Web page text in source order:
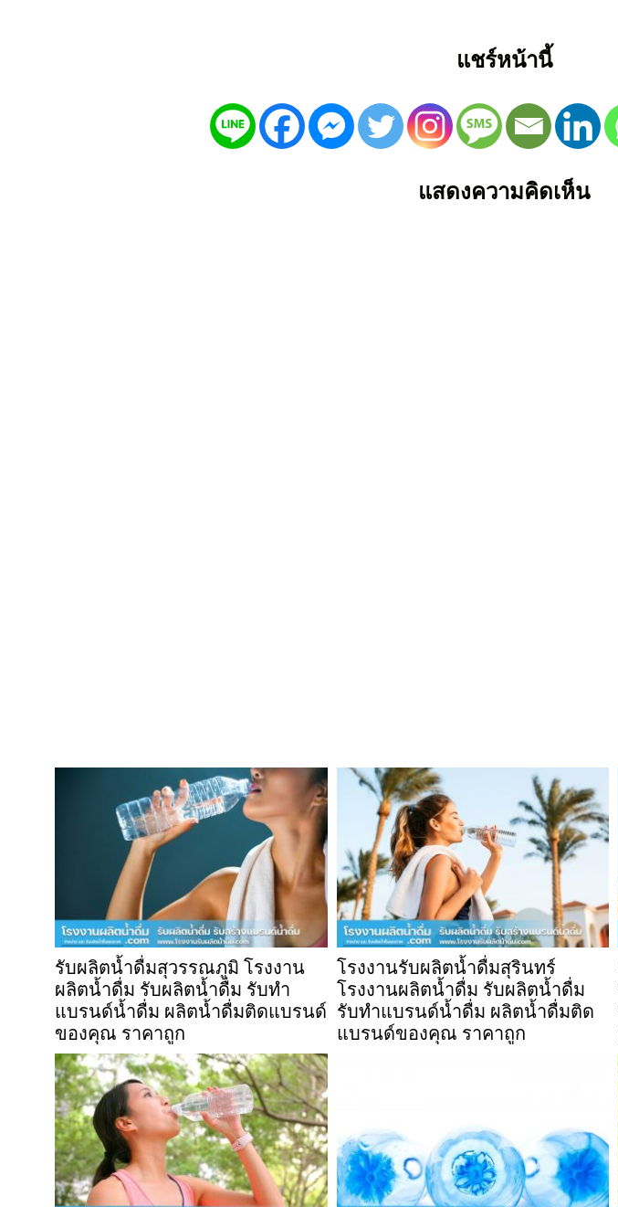
แชร์หน้านี้
แสดงความคิดเห็น
รับผลิตน้ำดื่มสุวรรณภูมิ โรงงาน
ผลิตน้ำดื่ม รับผลิตน้ำดื่ม รับทำ
แบรนด์น้ำดื่ม ผลิตน้ำดื่มติดแบรนด์
ของคุณ ราคาถูก
โรงงานรับผลิตน้ำดื่มสุรินทร์
โรงงานผลิตน้ำดื่ม รับผลิตน้ำดื่ม
รับทำแบรนด์น้ำดื่ม ผลิตน้ำดื่มติด
แบรนด์ของคุณ ราคาถูก